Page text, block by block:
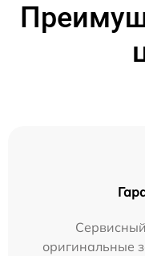
оригинальные